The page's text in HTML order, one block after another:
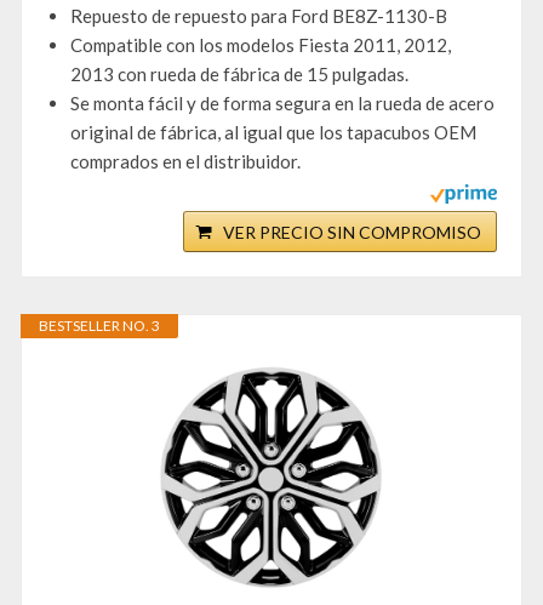
Repuesto de repuesto para Ford BE8Z-1130-B
Compatible con los modelos Fiesta 2011, 2012,
2013 con rueda de fábrica de 15 pulgadas.
Se monta fácil y de forma segura en la rueda de acero
original de fábrica, al igual que los tapacubos OEM
comprados en el distribuidor.
VER PRECIO SIN COMPROMISO
BESTSELLER NO. 3